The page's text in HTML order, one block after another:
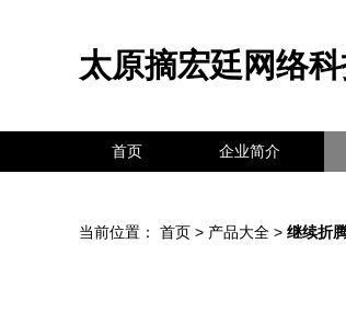
太原摘宏廷网络
首页 企业简介
当前位置： 首页 > 产品大全 > 继续折